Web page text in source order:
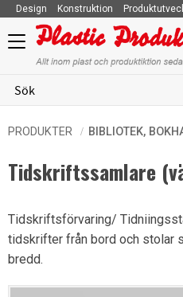
Meny
Konstruktion Produktutveckling
PRODUKTER BIBLIOTEK,
Tidskriftssamlare
Tidskriftsförvaring/
tidskrifter från bord och stolar
bredd.